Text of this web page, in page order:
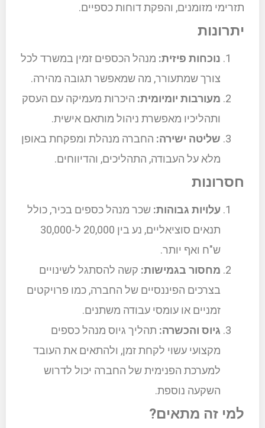
תזרימי מזומנים, והפקת דוחות כספיים.
יתרונות
נוכחות פיזית: מנהל הכספים זמין במשרד לכל
צורך שמתעורר, מה שמאפשר תגובה מהירה.
מעורבות יומיומית: היכרות מעמיקה עם העסק
ותהליכיו מאפשרת ניהול מותאם אישית.
שליטה ישירה: החברה מנהלת ומפקחת באופן
מלא על העבודה, התהליכים, והדיווחים.
חסרונות
עלויות גבוהות: שכר מנהל כספים בכיר, כולל
תנאים סוציאליים, נע בין 20,000 ל-30,000
ש"ח ואף יותר.
מחסור בגמישות: קשה להסתגל לשינויים
בצרכים הפיננסיים של החברה, כמו פרויקטים
זמניים או עומסי עבודה משתנים.
גיוס והכשרה: תהליך גיוס מנהל כספים
מקצועי עשוי לקחת זמן, ולהתאים את העובד
למערכת הפנימית של החברה יכול לדרוש
השקעה נוספת.
למי זה מתאים?